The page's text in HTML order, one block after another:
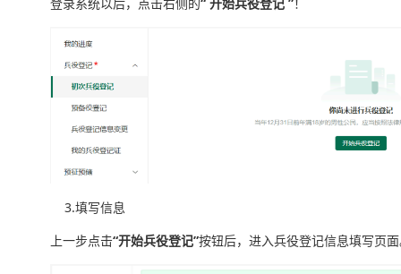
3.填写信息
上一步点击“开始兵役登记”按钮后，进入兵役登记信息填写页